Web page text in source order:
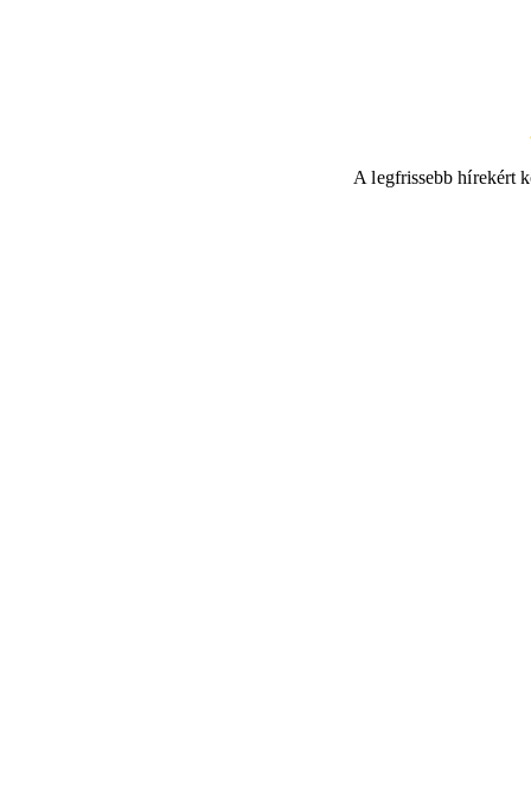
A legfrissebb hírekért